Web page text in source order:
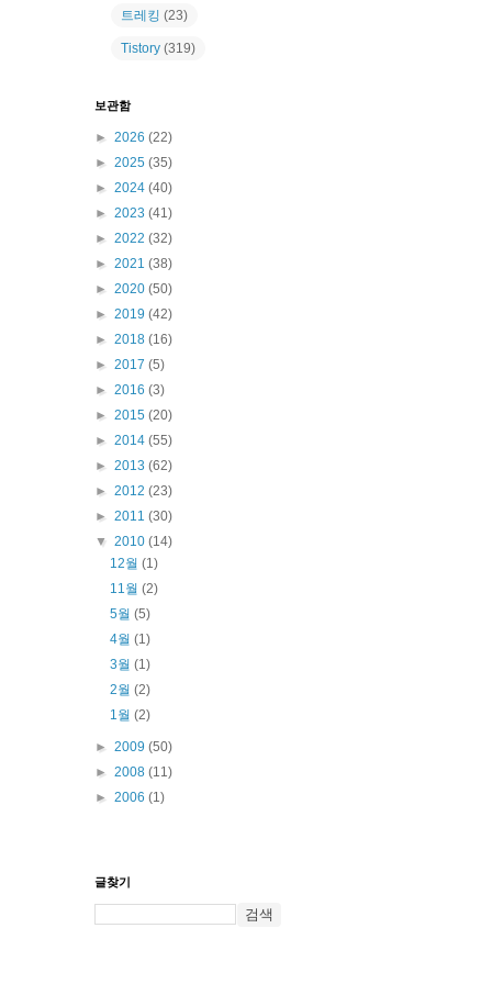
트레킹 (23)
Tistory (319)
보관함
► 2026 (22)
► 2025 (35)
► 2024 (40)
► 2023 (41)
► 2022 (32)
► 2021 (38)
► 2020 (50)
► 2019 (42)
► 2018 (16)
► 2017 (5)
► 2016 (3)
► 2015 (20)
► 2014 (55)
► 2013 (62)
► 2012 (23)
► 2011 (30)
▼ 2010 (14)
12월(1)
11월(2)
5월(5)
4월(1)
3월(1)
2월(2)
1월(2)
► 2009 (50)
► 2008 (11)
► 2006 (1)
글찾기